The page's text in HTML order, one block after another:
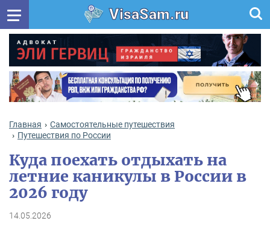
VisaSam.ru
Главная
Самостоятельные путешествия
Путешествия по России
Куда поехать отдыхать на
летние каникулы в России в
2026 году
14.05.2026